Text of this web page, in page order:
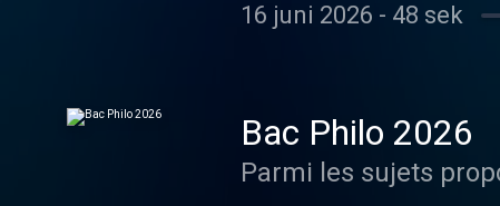
16 juni 2026 - 48 sek
Bac Philo 2026
Parmi les sujets